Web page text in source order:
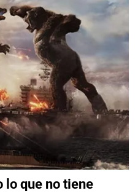
lo que no tiene